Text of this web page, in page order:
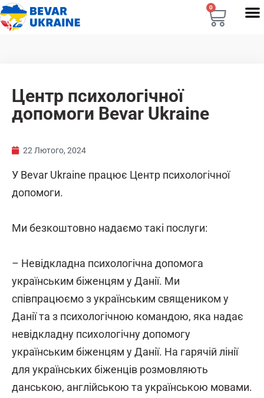
0
Центр психологічної
допомоги Bevar Ukraine
22 Лютого, 2024
У Bevar Ukraine працює Центр психологічної
допомоги.
Ми безкоштовно надаємо такі послуги:
– Невідкладна психологічна допомога
українським біженцям у Данії. Ми
співпрацюємо з українським священиком у
Данії та з психологічною командою, яка надає
невідкладну психологічну допомогу
українським біженцям у Данії. На гарячій лінії
для українських біженців розмовляють
данською, англійською та українською мовами.